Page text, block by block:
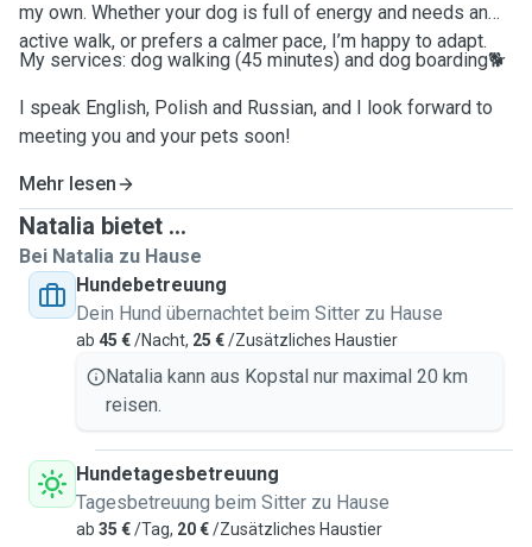
my own. Whether your dog is full of energy and needs an
active walk, or prefers a calmer pace, I’m happy to adapt.
My services: dog walking (45 minutes) and dog boarding🐕
I speak English, Polish and Russian, and I look forward to
meeting you and your pets soon!
Mehr lesen
Natalia bietet ...
Bei Natalia zu Hause
Hundebetreuung
Dein Hund übernachtet beim Sitter zu Hause
ab 45 €/Nacht, 25 €/Zusätzliches Haustier
Natalia kann aus Kopstal nur maximal 20 km
reisen.
Hundetagesbetreuung
Tagesbetreuung beim Sitter zu Hause
ab 35 €/Tag, 20 €/Zusätzliches Haustier